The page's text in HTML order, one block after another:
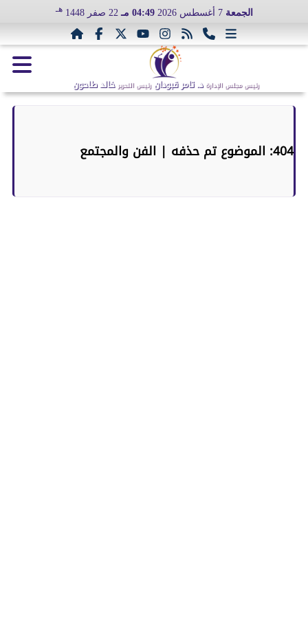
الجمعة 7 أغسطس 2026 04:49 مـ 22 صفر 1448 هـ
رئيس مجلس الإدارة د. تامر قبودان رئيس التحرير خالد طاحون
404: الموضوع تم حذفه | الفن والمجتمع